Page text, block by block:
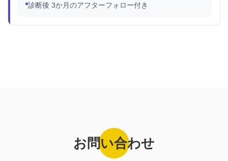
診断後 3か月のアフターフォロー付き
お問い合わせ